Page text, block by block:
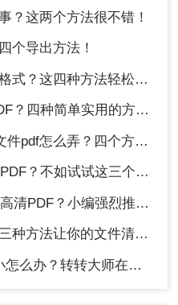
需要将CAD文件转换成
调整CAD文件的分辨
CAD文件的分辨率调
格式有多种技巧，可
法。需要注意的是，
？这两个方法很不错！
个导出方法！
这四种方法轻松转换！
四种简单实用的方法推荐
么弄？四个方法帮你搞定！
？不如试试这三个方法！
小编强烈推荐这三种方法！
法让你的文件清晰无比！
办？转转大师在线搞定